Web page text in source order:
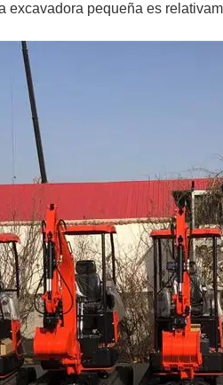
excavadora pequeña es